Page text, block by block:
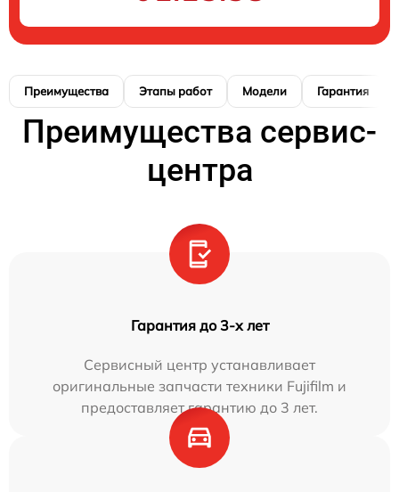
Преимущества Этапы работ Модели Гарантия
Преимущества сервис-
центра
Гарантия до 3-х лет
Сервисный центр устанавливает
оригинальные запчасти техники Fujifilm и
предоставляет гарантию до 3 лет.